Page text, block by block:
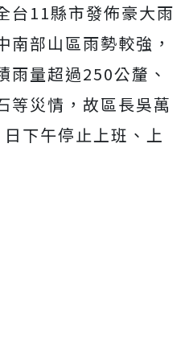
台11縣市發佈豪大雨
南部山區雨勢較強，
雨量超過250公釐、
等災情，故區長吳萬
下午停止上班、上